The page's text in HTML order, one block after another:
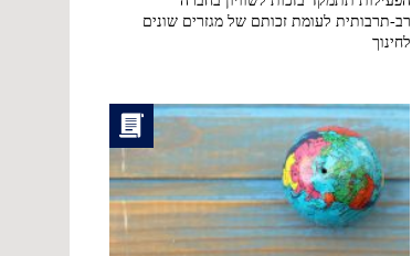
רב-תרבותית לעומת זכותם של מגזרים שונים
לחינוך